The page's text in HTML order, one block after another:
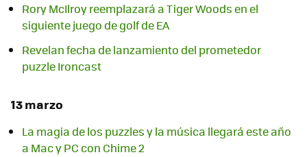
Rory McIlroy reemplazará a Tiger Woods en el
siguiente juego de golf de EA
Revelan fecha de lanzamiento del prometedor
puzzle Ironcast
13 marzo
La magia de los puzzles y la música llegará este año
a Mac y PC con Chime 2